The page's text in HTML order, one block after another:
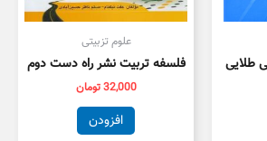
طلایی
علوم تزبیتی
فلسفه تربیت نشر راه دست دوم
32,000تومان
افزودن